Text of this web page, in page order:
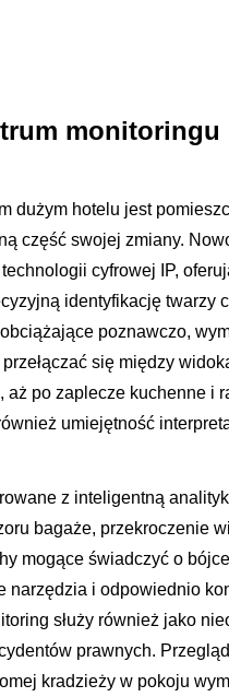
monitoringu
dużym hotelu jest
część swojej zmiany.
cyfrowej IP,
identyfikację twarzy
poznawczo,
się między
aż po zaplecze kuchenne i
umiejętność
z inteligentną
bagaże, przekroczenie
mogące świadczyć o
narzędzia i odpowiednio
służy również jako
prawnych.
kradzieży w pokoju